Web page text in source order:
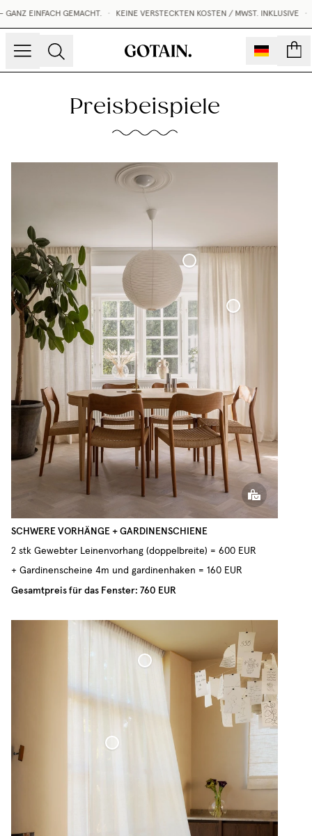
EINFACH GEMACHT. • KEINE VERSTECKTEN KOSTEN / MWST. INKLUSIVE •
Preisbeispiele
Maßgefertigte Gardinenschiene
Gewebter Leinenvorhang
SCHWERE VORHÄNGE + GARDINENSCHIENE
2 stk Gewebter Leinenvorhang (doppelbreite) = 600 EUR
+ Gardinenscheine 4m und gardinenhaken = 160 EUR
Gesamtpreis für das Fenster: 760 EUR
Maßgefertigte Gardinenschiene